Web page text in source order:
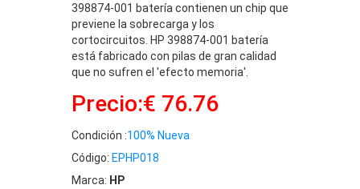
398874-001 batería contienen un chip que
previene la sobrecarga y los
cortocircuitos. HP 398874-001 batería
está fabricado con pilas de gran calidad
que no sufren el 'efecto memoria'.
Precio:€ 76.76
Condición :100% Nueva
Código: EPHP018
Marca: HP